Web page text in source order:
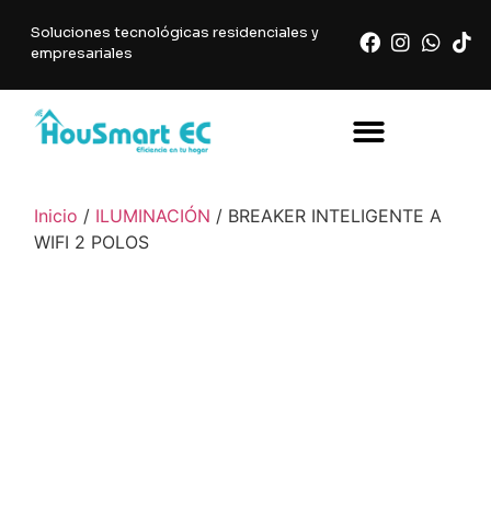
Soluciones tecnológicas residenciales y
empresariales
Inicio / ILUMINACIÓN / BREAKER INTELIGENTE A
WIFI 2 POLOS